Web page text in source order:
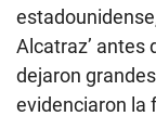
Alcatraz’ antes
dejaron
evidenciaron la